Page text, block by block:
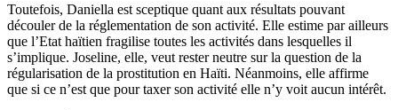
Toutefois, Daniella est sceptique quant aux résultats pouvant
découler de la réglementation de son activité. Elle estime par ailleurs
que l’Etat haïtien fragilise toutes les activités dans lesquelles il
s’implique. Joseline, elle, veut rester neutre sur la question de la
régularisation de la prostitution en Haïti. Néanmoins, elle affirme
que si ce n’est que pour taxer son activité elle n’y voit aucun intérêt.